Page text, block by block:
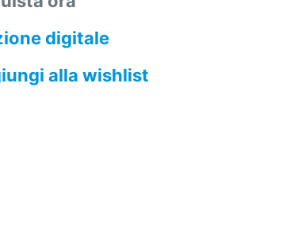
digitale
alla wishlist